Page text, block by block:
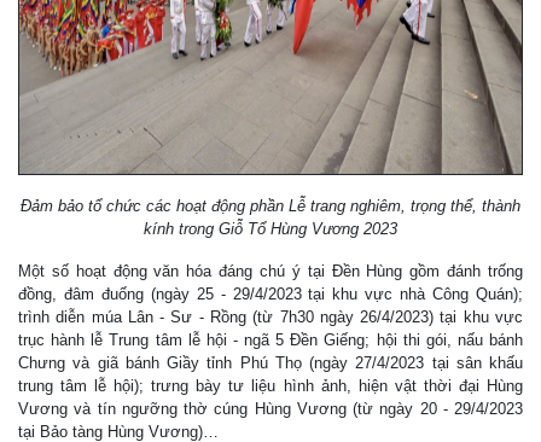
Đảm bảo tổ chức các hoạt động phần Lễ trang nghiêm, trọng thể, thành
kính trong Giỗ Tổ Hùng Vương 2023
Một số hoạt động văn hóa đáng chú ý tại Đền Hùng gồm đánh trống
đồng, đâm đuống (ngày 25 - 29/4/2023 tại khu vực nhà Công Quán);
trình diễn múa Lân - Sư - Rồng (từ 7h30 ngày 26/4/2023) tại khu vực
trục hành lễ Trung tâm lễ hội - ngã 5 Đền Giếng; hội thi gói, nấu bánh
Chưng và giã bánh Giầy tỉnh Phú Thọ (ngày 27/4/2023 tại sân khấu
trung tâm lễ hội); trưng bày tư liệu hình ảnh, hiện vật thời đại Hùng
Vương và tín ngưỡng thờ cúng Hùng Vương (từ ngày 20 - 29/4/2023
tại Bảo tàng Hùng Vương)…